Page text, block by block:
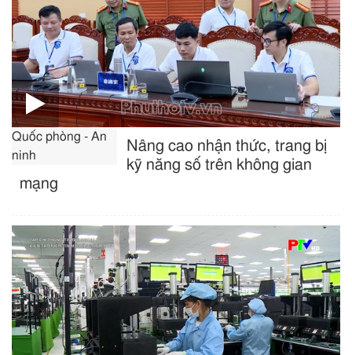
Quốc phòng - An
ninh
Nâng cao nhận thức, trang bị
kỹ năng số trên không gian
mạng